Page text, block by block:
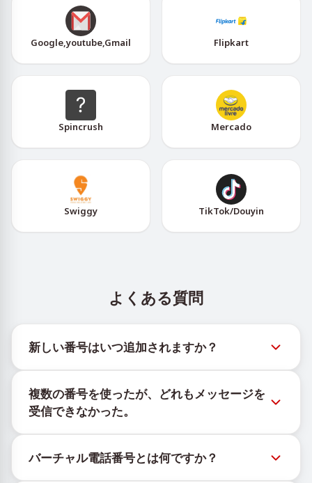
Google,youtube,Gmail Flipkart
Spincrush Mercado
Swiggy TikTok/Douyin
よくある質問
新しい番号はいつ追加されますか？
@TigerSMSofficial_bot で確認できます。このチャン
ネルは最新の番号在庫にアクセスできるよう、タイム
リーな更新を提供します。
複数の番号を使ったが、どれもメッセージを
受信できなかった。
ことはできません。サービスのアルゴリズムにより、
一時的な番号へのメッセージ配信がさまざまな理由で
バーチャル電話番号とは何ですか？